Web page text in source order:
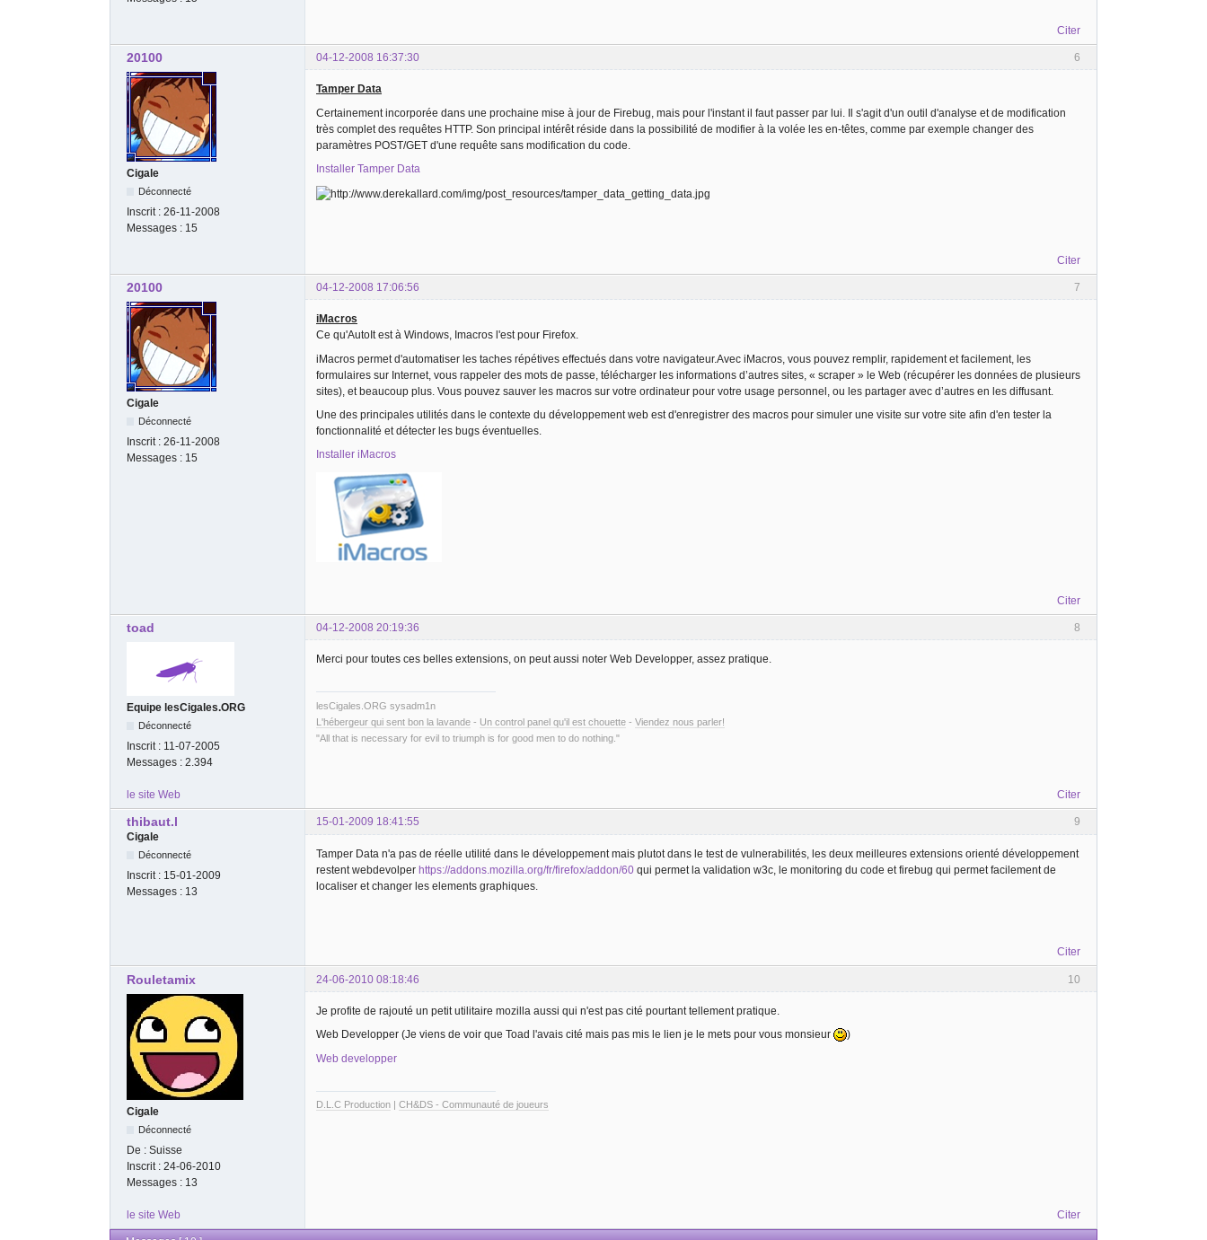
Citer
6
20100 04-12-2008 16:37:30
Cigale
Déconnecté
Inscrit : 26-11-2008
Messages : 15
Tamper Data
Certainement incorporée dans une prochaine mise à jour de Firebug, mais pour l'instant il faut passer par lui. Il s'agit d'un outil d'analyse et de modification
très complet des requêtes HTTP. Son principal intérêt réside dans la possibilité de modifier à la volée les en-têtes, comme par exemple changer des
paramètres POST/GET d'une requête sans modification du code.
Installer Tamper Data
Citer
7
20100 04-12-2008 17:06:56
Cigale
Déconnecté
Inscrit : 26-11-2008
Messages : 15
iMacros
Ce qu'AutoIt est à Windows, Imacros l'est pour Firefox.
iMacros permet d'automatiser les taches répétives effectués dans votre navigateur.Avec iMacros, vous pouvez remplir, rapidement et facilement, les
formulaires sur Internet, vous rappeler des mots de passe, télécharger les informations d’autres sites, « scraper » le Web (récupérer les données de plusieurs
sites), et beaucoup plus. Vous pouvez sauver les macros sur votre ordinateur pour votre usage personnel, ou les partager avec d’autres en les diffusant.
Une des principales utilités dans le contexte du développement web est d'enregistrer des macros pour simuler une visite sur votre site afin d'en tester la
fonctionnalité et détecter les bugs éventuelles.
Installer iMacros
Citer
8
toad 04-12-2008 20:19:36
Equipe lesCigales.ORG
Déconnecté
Inscrit : 11-07-2005
Messages : 2.394
Merci pour toutes ces belles extensions, on peut aussi noter Web Developper, assez pratique.
lesCigales.ORG sysadm1n
L'hébergeur qui sent bon la lavande - Un control panel qu'il est chouette - Viendez nous parler!
"All that is necessary for evil to triumph is for good men to do nothing."
le site Web Citer
9
thibaut.l
15-01-2009 18:41:55
Cigale
Déconnecté
Inscrit : 15-01-2009
Messages : 13
Tamper Data n'a pas de réelle utilité dans le développement mais plutot dans le test de vulnerabilités, les deux meilleures extensions orienté développement
restent webdevolper https://addons.mozilla.org/fr/firefox/addon/60 qui permet la validation w3c, le monitoring du code et firebug qui permet facilement de
localiser et changer les elements graphiques.
Citer
10
Rouletamix 24-06-2010 08:18:46
Cigale
Déconnecté
De : Suisse
Inscrit : 24-06-2010
Messages : 13
Je profite de rajouté un petit utilitaire mozilla aussi qui n'est pas cité pourtant tellement pratique.
Web Developper (Je viens de voir que Toad l'avais cité mais pas mis le lien je le mets pour vous monsieur
)
Web developper
D.L.C Production CH&DS - Communauté de joueurs
le site Web Citer